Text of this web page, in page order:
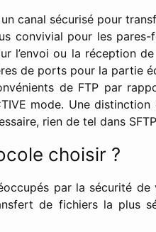
un canal sécurisé pour
convivial pour les
l’envoi ou la réception
de ports pour la partie
de FTP par
mode. Une
rien de tel dans
choisir ?
par la sécurité de
de fichiers la plus